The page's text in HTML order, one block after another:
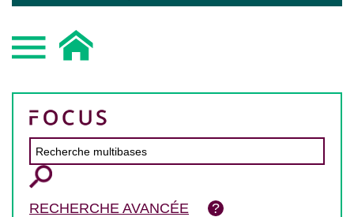
RECHERCHE AVANCÉE